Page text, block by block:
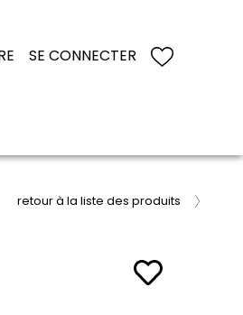
SE CONNECTER
retour à la liste des produits